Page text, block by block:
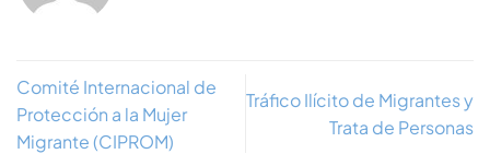
Comité Internacional de
Protección a la Mujer
Migrante (CIPROM)
Tráfico Ilícito de Migrantes y
Trata de Personas